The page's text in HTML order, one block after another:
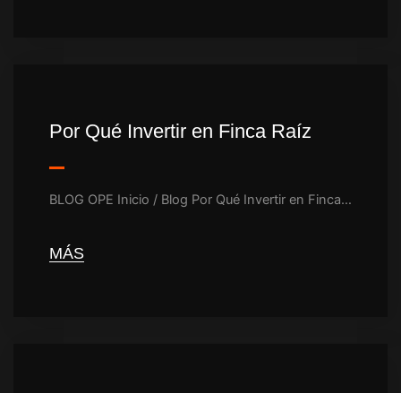
Por Qué Invertir en Finca Raíz
BLOG OPE Inicio / Blog Por Qué Invertir en Finca…
MÁS